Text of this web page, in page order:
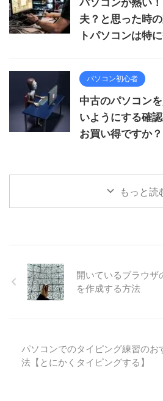
夫？と思った時
トパソコンは特
パソコン初心者
中古のパソコン
いようにする確
お買い得ですか？
もっと読
開いているブラウザ
を作成する方法
パソコンでのタイピング練習のお
法【とにかくタイピングする】